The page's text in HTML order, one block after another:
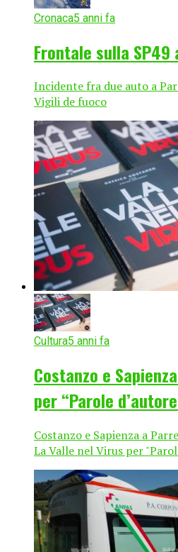
Cronaca5 anni fa
Frontale sulla SP49
Incidente fra due auto a
Vigili de fuoco
Cultura5 anni fa
Costanzo e
per “Parole
Costanzo e Sapienza a
La Valle nel Virus per